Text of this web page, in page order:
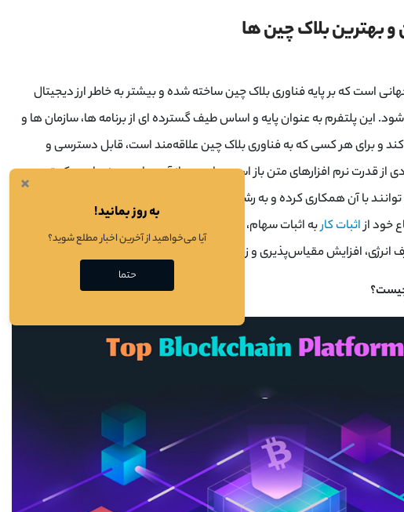
و بهترین بلاک چین‌ ها
است که بر پایه فناوری بلاک چین ساخته شده و بیشتر به خاطر ارز دیجیتال
و برای هر کسی که به فناوری بلاک چین علاقه‌مند است، قابل دسترسی و
از قدرت نرم ‌افزارهای متن ‌باز است. ماهیت باز آن به این معنی است که توسعه
خود ازاثبات کاربه اثبات سهام، بروزرسانی بزرگی دریافت کرد. این تغییر، مزایای
افزایش مقیاس‌پذیری و زمان پردازش سریع ‌تر
×
به روز بمانید!
آیا می‌خواهید از آخرین اخبار مطلع شوید؟
حتما